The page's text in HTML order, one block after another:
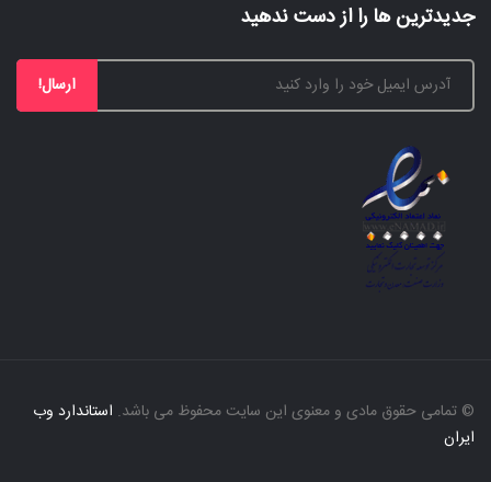
جدیدترین ها را از دست ندهید
ارسال!
© تمامی حقوق مادی و معنوی این سایت محفوظ می باشد. استاندارد وب
ایران